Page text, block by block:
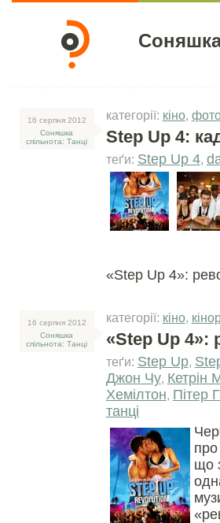
16 серпня 2012
Соняшка
спільнота: Танці
категорії: кіно,
Step Up 4:
теґи: Step Up 4,
«Step Up 4»:
16 серпня 2012
Соняшка
спільнота: Танці
категорії: кіно,
«Step Up 4»:
теґи: Step Up,
Джон Чу, Кетрін
Хемілтон, Пітер
танці
що